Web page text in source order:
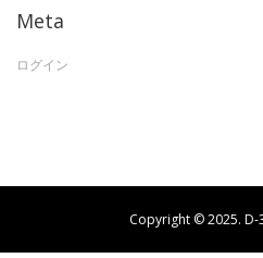
Meta
ログイン
Copyright © 2025. D-